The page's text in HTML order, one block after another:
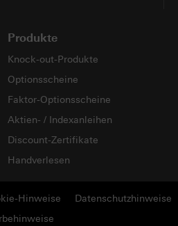
Produkte
Knock-out-Produkte
Optionsscheine
Faktor-Optionsscheine
Aktien- / Indexanleihen
Discount-Zertifikate
Handverlesen
Hinweise Datenschutzhinweise